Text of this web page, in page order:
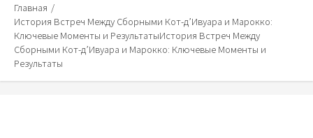
Главная
История Встреч Между Сборными Кот-д’Ивуара и Марокко:
Ключевые Моменты и РезультатыИстория Встреч Между
Сборными Кот-д’Ивуара и Марокко: Ключевые Моменты и
Результаты